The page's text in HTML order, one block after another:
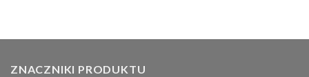
ZNACZNIKI PRODUKTU